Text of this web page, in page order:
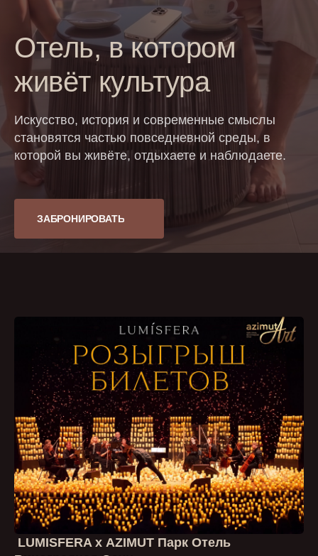
Отель, в котором
живёт культура
Искусство, история и современные смыслы
становятся частью повседневной среды, в
которой вы живёте, отдыхаете и наблюдаете.
ЗАБРОНИРОВАТЬ
LUMISFERA х AZIMUT Парк Отель